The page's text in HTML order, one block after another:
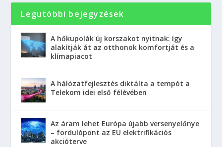
Legutóbbi bejegyzések
A hőkupolák új korszakot nyitnak: így
alakítják át az otthonok komfortját és a
klímapiacot
A hálózatfejlesztés diktálta a tempót a
Telekom idei első félévében
Az áram lehet Európa újabb versenyelőnye
– fordulópont az EU elektrifikációs
akcióterve